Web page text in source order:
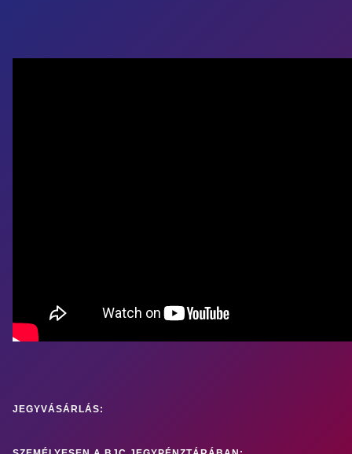
JEGYVÁSÁRLÁS: